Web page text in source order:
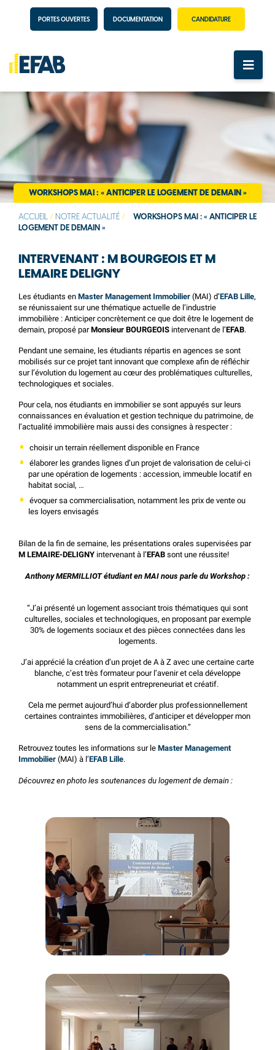
PORTES OUVERTES DOCUMENTATION CANDIDATURE
WORKSHOPS MAI : « ANTICIPER LE LOGEMENT DE DEMAIN »
ACCUEIL / NOTRE ACTUALITÉ /
WORKSHOPS MAI : « ANTICIPER LE
LOGEMENT DE DEMAIN »
INTERVENANT : M BOURGEOIS ET M
LEMAIRE DELIGNY
Les étudiants en Master Management Immobilier (MAI) d’EFAB Lille,
se réunissaient sur une thématique actuelle de l’industrie
immobilière : Anticiper concrètement ce que doit être le logement de
demain, proposé parMonsieur BOURGEOIS intervenant de l’EFAB.
Pendant une semaine, les étudiants répartis en agences se sont
mobilisés sur ce projet tant innovant que complexe afin de réfléchir
sur l’évolution du logement au cœur des problématiques culturelles,
technologiques et sociales.
Pour cela, nos étudiants en immobilier se sont appuyés sur leurs
connaissances en évaluation et gestion technique du patrimoine, de
l’actualité immobilière mais aussi des consignes à respecter :
choisir un terrain réellement disponible en France
élaborer les grandes lignes d’un projet de valorisation de celui-ci
par une opération de logements : accession, immeuble locatif en
habitat social, …
évoquer sa commercialisation, notamment les prix de vente ou
les loyers envisagés
Bilan de la fin de semaine, les présentations orales supervisées par
M LEMAIRE-DELIGNY intervenant à l’EFAB sont une réussite!
Anthony MERMILLIOT étudiant en MAI nous parle du Workshop :
“J’ai présenté un logement associant trois thématiques qui sont
culturelles, sociales et technologiques, en proposant par exemple
30% de logements sociaux et des pièces connectées dans les
logements.
J’ai apprécié la création d’un projet de A à Z avec une certaine carte
blanche, c’est très formateur pour l’avenir et cela développe
notamment un esprit entrepreneuriat et créatif.
Cela me permet aujourd’hui d’aborder plus professionnellement
certaines contraintes immobilières, d’anticiper et développer mon
sens de la commercialisation.”
Retrouvez toutes les informations sur le Master Management
Immobilier (MAI) à l’EFAB Lille.
Découvrez en photo les soutenances du logement de demain :